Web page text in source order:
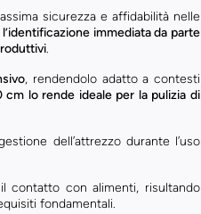
sicurezza e affidabilità nelle
immediata da parte
.
, rendendolo adatto a contesti
cm lo rende ideale per la pulizia di
dell’attrezzo durante l’uso
contatto con alimenti, risultando
fondamentali.